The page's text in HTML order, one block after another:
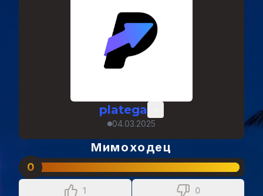
platega
04.03.2025
Мимоходец
0
1 0